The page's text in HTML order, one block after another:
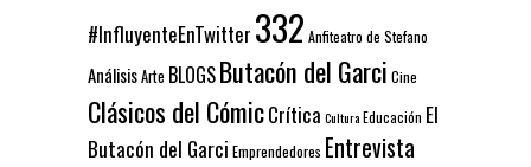
#InfluyenteEnTwitter 332 Anfiteatro de Stefano
AnálisisArte BLOGSButacón del Garci Cine
Clásicos del CómicCrítica CulturaEducación El
Butacón del Garci Emprendedores Entrevista